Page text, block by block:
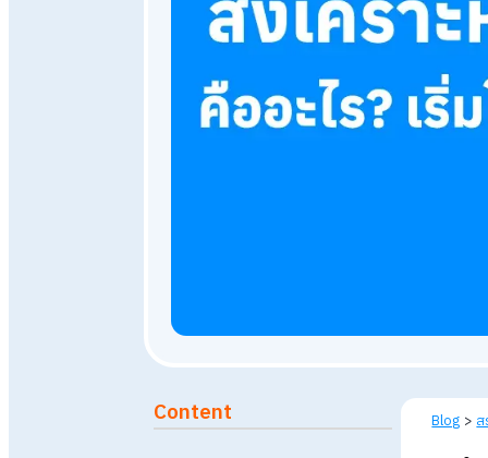
Published:26 พฤษภาคม 2568 15,800